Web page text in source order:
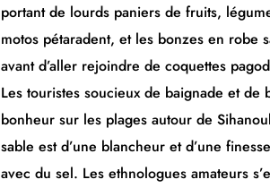
portant de lourds paniers de fruits,
motos pétaradent, et les bonzes en robe
avant d’aller rejoindre de coquettes
Les touristes soucieux de baignade et
bonheur sur les plages autour de
sable est d’une blancheur et d’une
avec du sel. Les ethnologues amateurs